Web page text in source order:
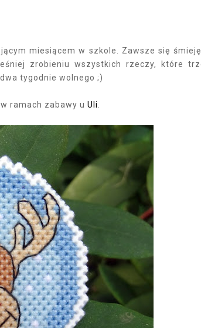
miesiącem w szkole. Zawsze się
zrobieniu wszystkich rzeczy, które
tygodnie wolnego ;)
ramach zabawy u Uli